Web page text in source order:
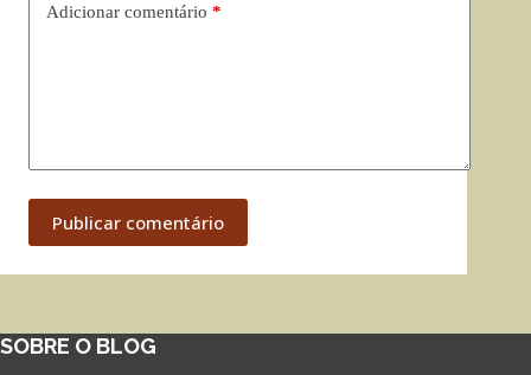
Adicionar comentário *
Publicar comentário
SOBRE O BLOG